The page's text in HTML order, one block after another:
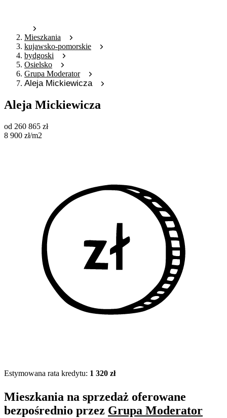
Mieszkania
kujawsko-pomorskie
bydgoski
Osielsko
Grupa Moderator
Aleja Mickiewicza
Aleja Mickiewicza
od 260 865 zł
8 900 zł/m2
Estymowana rata kredytu: 1 320 zł
Mieszkania na sprzedaż oferowane
bezpośrednio przez Grupa Moderator